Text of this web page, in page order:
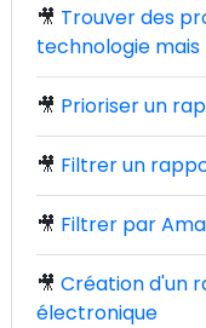
🎥 Trouver des
technologie
🎥 Prioriser un
🎥 Filtrer un
🎥 Filtrer par
🎥 Création d'un
électronique